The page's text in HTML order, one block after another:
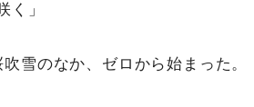
く」
雪のなか、ゼロから始まった。